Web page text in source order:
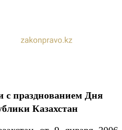
с празднованием Дня
Казахстан